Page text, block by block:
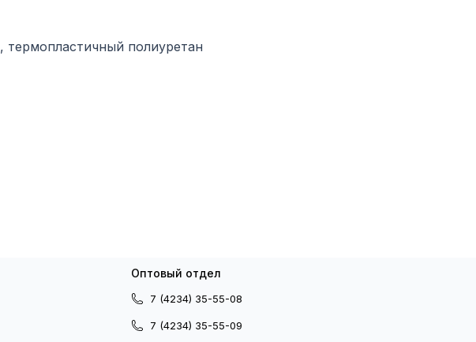
полиуретан
Оптовый отдел
7 (4234) 35-55-08
7 (4234) 35-55-09